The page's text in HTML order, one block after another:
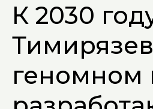
К 2030
геномном